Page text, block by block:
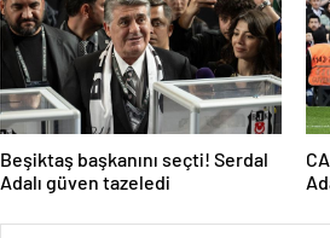
Beşiktaş başkanını seçti! Serdal
Adalı güven tazeledi